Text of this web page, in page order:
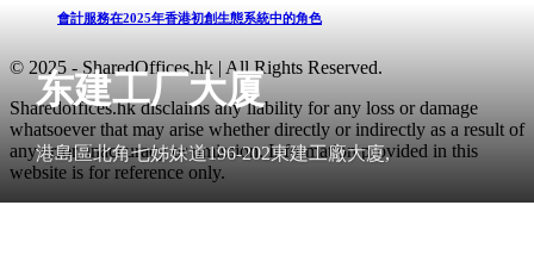
东建工厂大厦
港島區北角七姊妹道196-202東建工廠大廈,
會計服務在2025年香港初創生態系統中的角色
© 2025 - SharedOffices.hk | All Rights Reserved.
Sharedoffices.hk disclaims any liability for any loss or damage
whatsoever that may arise whether directly or indirectly as a result of
any error, inaccuracy or omission. Information provided in this
website is for reference only.